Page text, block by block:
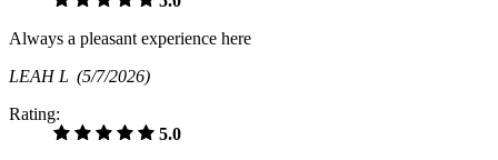
Always a pleasant experience here
LEAH L (5/7/2026)
Rating:
5.0